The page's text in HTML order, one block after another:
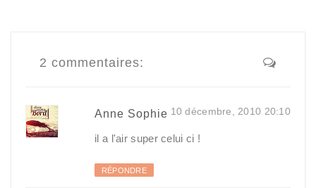
2 commentaires:
Anne Sophie 10 décembre, 2010 20:10
il a l'air super celui ci !
RÉPONDRE